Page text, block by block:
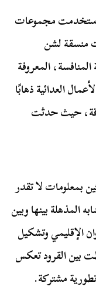
استخدمت مجموعات
منسقة لشن
المعروفة
العدائية ذهابًا
حيث حدثت
بمعلومات لا تقدر
المذهلة بينها وبين
الإقليمي وتشكيل
بين القرود تعكس
مشتركة.